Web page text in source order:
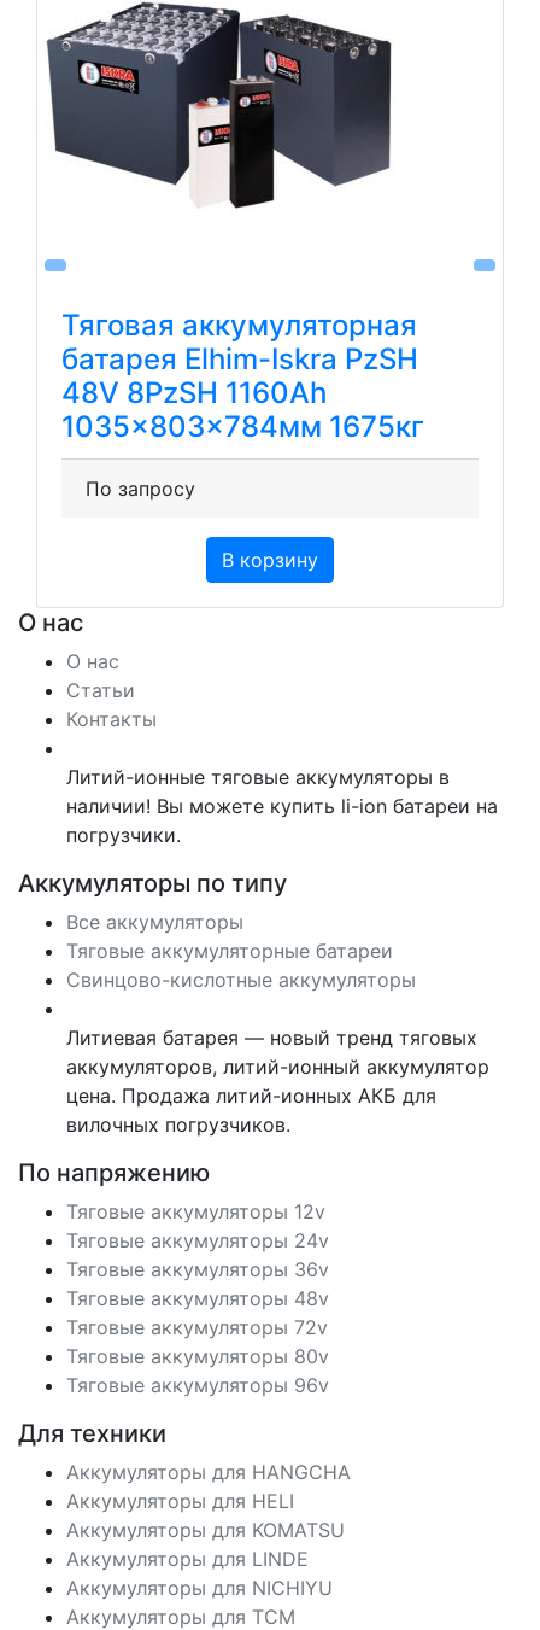
Тяговая аккумуляторная
батарея Elhim-Iskra PzSH
48V 8PzSH 1160Ah
1035x803x784мм 1675кг
По запросу
В корзину
О нас
О нас
Статьи
Контакты
Литий-ионные тяговые аккумуляторы в
наличии! Вы можете купить li-ion батареи на
погрузчики.
Аккумуляторы по типу
Все аккумуляторы
Тяговые аккумуляторные батареи
Свинцово-кислотные аккумуляторы
Литиевая батарея — новый тренд тяговых
аккумуляторов, литий-ионный аккумулятор
цена. Продажа литий-ионных АКБ для
вилочных погрузчиков.
По напряжению
Тяговые аккумуляторы 12v
Тяговые аккумуляторы 24v
Тяговые аккумуляторы 36v
Тяговые аккумуляторы 48v
Тяговые аккумуляторы 72v
Тяговые аккумуляторы 80v
Тяговые аккумуляторы 96v
Для техники
Аккумуляторы для HANGCHA
Аккумуляторы для HELI
Аккумуляторы для KOMATSU
Аккумуляторы для LINDE
Аккумуляторы для NICHIYU
Аккумуляторы для TCM